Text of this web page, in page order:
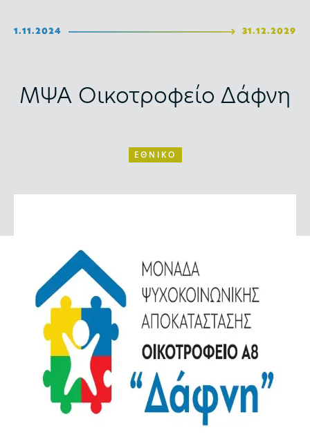
1.11.2024 31.12.2029
ΜΨΑ Οικοτροφείο Δάφνη
ΕΘΝΙΚΟ